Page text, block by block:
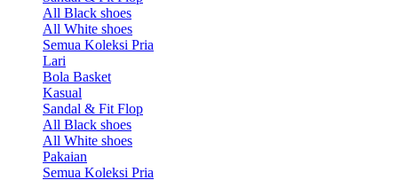
All Black shoes
All White shoes
Semua Koleksi Pria
Lari
Bola Basket
Kasual
Sandal & Fit Flop
All Black shoes
All White shoes
Pakaian
Semua Koleksi Pria